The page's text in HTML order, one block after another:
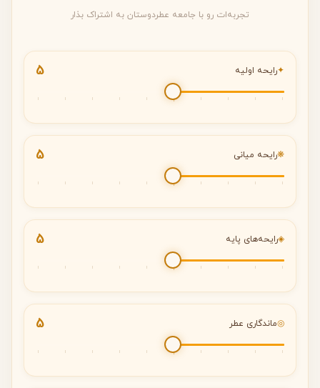
تجربه‌ات رو با جامعه عطردوستان به اشتراک بذار
✦رایحه اولیه 5
❋رایحه میانی 5
◈رایحه‌های پایه 5
◎ماندگاری عطر 5